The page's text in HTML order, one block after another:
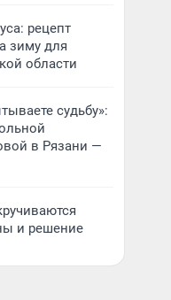
рецепт
зиму для
области
судьбу»:
в Рязани —
и решение